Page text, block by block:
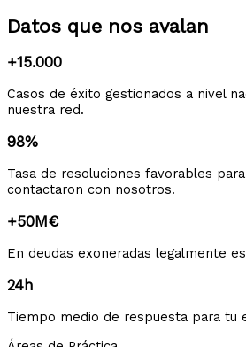
Datos que nos avalan
+15.000
Casos de éxito gestionados a nivel
nuestra red.
98%
Tasa de resoluciones favorables
contactaron con nosotros.
+50M€
En deudas exoneradas legalmente
24h
Tiempo medio de respuesta para tu